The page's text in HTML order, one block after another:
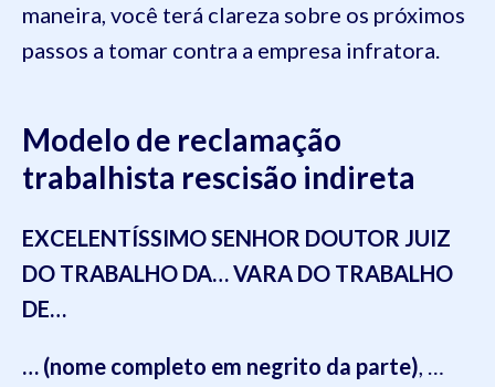
maneira, você terá clareza sobre os próximos
passos a tomar contra a empresa infratora.
Modelo de reclamação
trabalhista rescisão indireta
EXCELENTÍSSIMO SENHOR DOUTOR JUIZ
DO TRABALHO DA… VARA DO TRABALHO
DE…
… (nome completo em negrito da parte), …